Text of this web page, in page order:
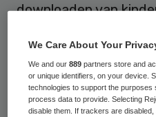
downloaden van
bevestigt de politie
Het aantal van 130
dat uit
We Care About Your
We and our889 partners store and
or unique identifiers, on your device.
technologies to support the
process data to provide. Selecting
disable them. If trackers are